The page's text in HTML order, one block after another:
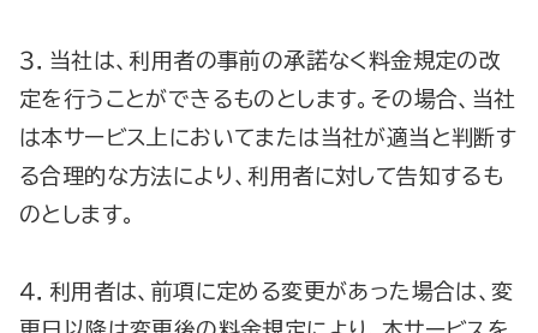
３．当社は、利用者の事前の承諾なく料金規定の改
定を行うことができるものとします。その場合、当社
は本サービス上においてまたは当社が適当と判断す
る合理的な方法により、利用者に対して告知するも
のとします。
４．利用者は、前項に定める変更があった場合は、変